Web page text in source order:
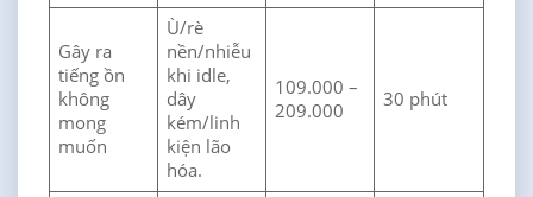
Gây ra
tiếng ồn
không
mong
muốn
Ù/rè
nền/nhiễu
khi idle,
dây
kém/linh
kiện lão
hóa.
109.000 –
209.000
30 phút